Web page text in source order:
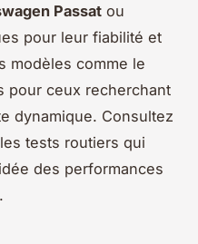
Passat ou
pour leur fiabilité et
modèles comme le
pour ceux recherchant
dynamique. Consultez
tests routiers qui
des performances